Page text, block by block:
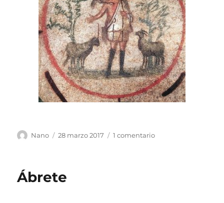
Autor
Nano
Publicado
28 marzo 2017 1 comentarioen
Ábrete